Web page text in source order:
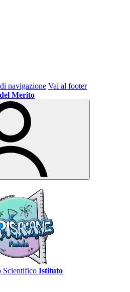
navigazione Vai al footer
Merito
Scientifico Istituto